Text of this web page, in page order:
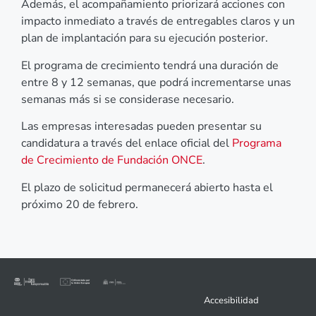
Además, el acompañamiento priorizará acciones con
impacto inmediato a través de entregables claros y un
plan de implantación para su ejecución posterior.
El programa de crecimiento tendrá una duración de
entre 8 y 12 semanas, que podrá incrementarse unas
semanas más si se considerase necesario.
Las empresas interesadas pueden presentar su
candidatura a través del enlace oficial del Programa
de Crecimiento de Fundación ONCE.
El plazo de solicitud permanecerá abierto hasta el
próximo 20 de febrero.
Accesibilidad